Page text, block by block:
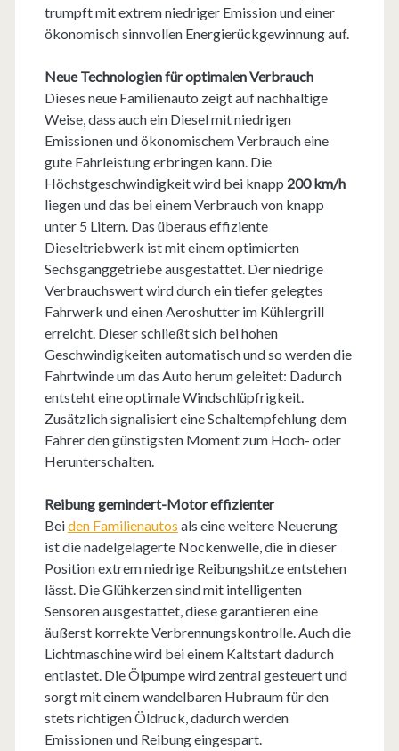
trumpft mit extrem niedriger Emission und einer
ökonomisch sinnvollen Energierückgewinnung auf.
Neue Technologien für optimalen Verbrauch
Dieses neue Familienauto zeigt auf nachhaltige
Weise, dass auch ein Diesel mit niedrigen
Emissionen und ökonomischem Verbrauch eine
gute Fahrleistung erbringen kann. Die
Höchstgeschwindigkeit wird bei knapp 200 km/h
liegen und das bei einem Verbrauch von knapp
unter 5 Litern. Das überaus effiziente
Dieseltriebwerk ist mit einem optimierten
Sechsganggetriebe ausgestattet. Der niedrige
Verbrauchswert wird durch ein tiefer gelegtes
Fahrwerk und einen Aeroshutter im Kühlergrill
erreicht. Dieser schließt sich bei hohen
Geschwindigkeiten automatisch und so werden die
Fahrtwinde um das Auto herum geleitet: Dadurch
entsteht eine optimale Windschlüpfrigkeit.
Zusätzlich signalisiert eine Schaltempfehlung dem
Fahrer den günstigsten Moment zum Hoch- oder
Herunterschalten.
Reibung gemindert-Motor effizienter
Beiden Familienautos als eine weitere Neuerung
ist die nadelgelagerte Nockenwelle, die in dieser
Position extrem niedrige Reibungshitze entstehen
lässt. Die Glühkerzen sind mit intelligenten
Sensoren ausgestattet, diese garantieren eine
äußerst korrekte Verbrennungskontrolle. Auch die
Lichtmaschine wird bei einem Kaltstart dadurch
entlastet. Die Ölpumpe wird zentral gesteuert und
sorgt mit einem wandelbaren Hubraum für den
stets richtigen Öldruck, dadurch werden
Emissionen und Reibung eingespart.